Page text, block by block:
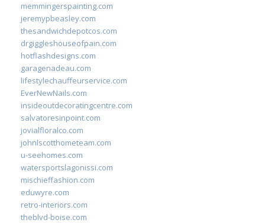
memmingerspainting.com
jeremypbeasley.com
thesandwichdepotcos.com
drgiggleshouseofpain.com
hotflashdesigns.com
garagenadeau.com
lifestylechauffeurservice.com
EverNewNails.com
insideoutdecoratingcentre.com
salvatoresinpoint.com
jovialfloralco.com
johnlscotthometeam.com
u-seehomes.com
watersportslagonissi.com
mischieffashion.com
eduwyre.com
retro-interiors.com
theblvd-boise.com